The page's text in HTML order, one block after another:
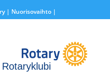
| Nuorisovaihto|